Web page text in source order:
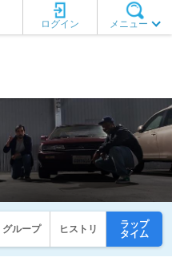
メニュー
ログイン
グループ ヒストリ
ラップ
タイム